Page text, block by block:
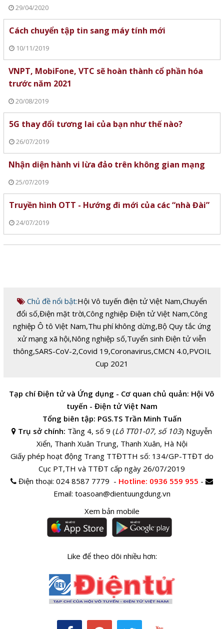
29/04/2020
Cách chuyển tập tin sang máy tính mới
10/11/2019
VNPT, MobiFone, VTC sẽ hoàn thành cổ phần hóa
trước năm 2021
20/08/2019
5G thay đổi tương lai của bạn như thế nào?
26/07/2019
Nhận diện hành vi lừa đảo trên không gian mạng
25/07/2019
Truyền hình OTT - Hướng đi mới của các “nhà Đài”
24/07/2019
Chủ đề nổi bật:Hội Vô tuyến điện tử Việt Nam,Chuyển
đổi số,Điện mặt trời,Công nghiệp Điện tử Việt Nam,Công
nghiệp Ô tô Việt Nam,Thu phí không dừng,Bộ Quy tắc ứng
xử mạng xã hội,Nông nghiệp số,Tuyển sinh Điện tử viễn
thông,SARS-CoV-2,Covid 19,Coronavirus,CMCN 4.0,PVOIL
Cup 2021
Tạp chí Điện tử và Ứng dụng - Cơ quan chủ quản: Hội Vô
tuyến - Điện tử Việt Nam
Tổng biên tập: PGS.TS Trần Minh Tuấn
Trụ sở chính: Tầng 4, số 9 (Lô TT01-07, số 103) Nguyễn
Xiển, Thanh Xuân Trung, Thanh Xuân, Hà Nội
Giấy phép hoạt động Trang TTĐTTH số: 134/GP-TTĐT do
Cục PT,TH và TTĐT cấp ngày 26/07/2019
Điện thoại:024 8587 7779 - Hotline: 0936 559 955 -
Email: toasoan@dientuungdung.vn
Xem bản mobile
Like để theo dõi nhiều hơn: